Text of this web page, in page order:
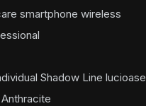
smartphone wireless
Shadow Line lucioase